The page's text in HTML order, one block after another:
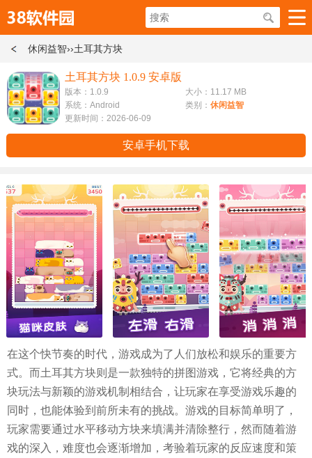
休闲益智››土耳其方块
土耳其方块 1.0.9 安卓版
版本：1.0.9
大小：11.17 MB
系统：Android
类别： 休闲益智
更新时间：2026-06-09
安卓手机下载
在这个快节奏的时代，游戏成为了人们放松和娱乐的重要方
式。而土耳其方块则是一款独特的拼图游戏，它将经典的方
块玩法与新颖的游戏机制相结合，让玩家在享受游戏乐趣的
同时，也能体验到前所未有的挑战。游戏的目标简单明了，
玩家需要通过水平移动方块来填满并清除整行，然而随着游
戏的深入，难度也会逐渐增加，考验着玩家的反应速度和策